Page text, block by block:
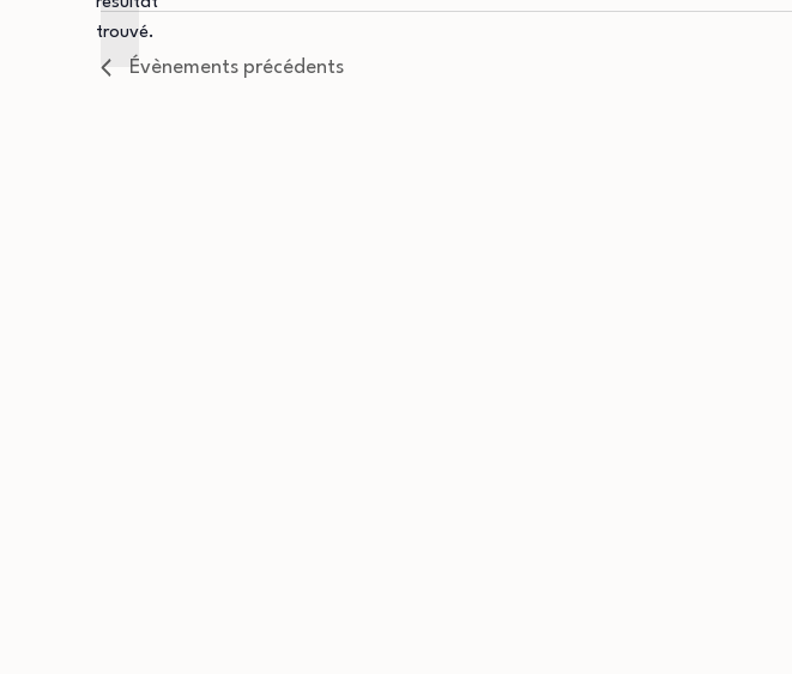
Notice
trouvé.
Évènements précédents